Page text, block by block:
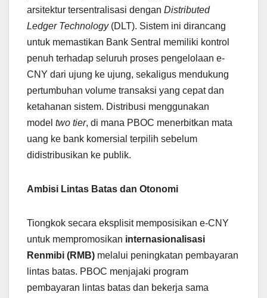
arsitektur tersentralisasi dengan Distributed
Ledger Technology(DLT). Sistem ini dirancang
untuk memastikan Bank Sentral memiliki kontrol
penuh terhadap seluruh proses pengelolaan e-
CNY dari ujung ke ujung, sekaligus mendukung
pertumbuhan volume transaksi yang cepat dan
ketahanan sistem. Distribusi menggunakan
model two tier, di mana PBOC menerbitkan mata
uang ke bank komersial terpilih sebelum
didistribusikan ke publik.
Ambisi Lintas Batas dan Otonomi
Tiongkok secara eksplisit memposisikan e-CNY
untuk mempromosikan internasionalisasi
Renmibi (RMB) melalui peningkatan pembayaran
lintas batas. PBOC menjajaki program
pembayaran lintas batas dan bekerja sama